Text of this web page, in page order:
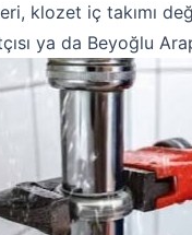
klozet iç takımı
ya da Beyoğlu